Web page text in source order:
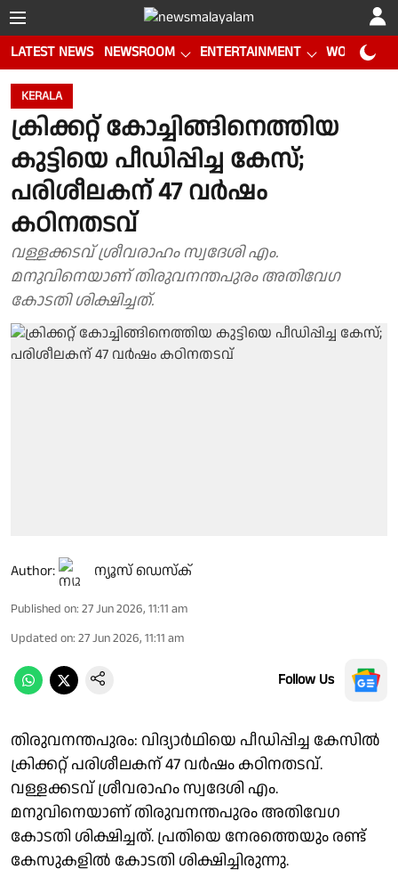
LATEST NEWS NEWSROOM ENTERTAINMENT WORLD CUP
KERALA
ക്രിക്കറ്റ് കോച്ചിങ്ങിനെത്തിയ
കുട്ടിയെ പീഡിപ്പിച്ച കേസ്;
പരിശീലകന് 47 വർഷം
കഠിനതടവ്
വള്ളക്കടവ് ശ്രീവരാഹം സ്വദേശി എം.
മനുവിനെയാണ് തിരുവനന്തപുരം അതിവേഗ
കോടതി ശിക്ഷിച്ചത്.
Author: ന്യൂസ് ഡെസ്ക്
Published on: 27 Jun 2026, 11:11 am
Updated on: 27 Jun 2026, 11:11 am
Follow Us
തിരുവനന്തപുരം: വിദ്യാർഥിയെ പീഡിപ്പിച്ച കേസിൽ
ക്രിക്കറ്റ് പരിശീലകന് 47 വർഷം കഠിനതടവ്.
വള്ളക്കടവ് ശ്രീവരാഹം സ്വദേശി എം.
മനുവിനെയാണ് തിരുവനന്തപുരം അതിവേഗ
കോടതി ശിക്ഷിച്ചത്. പ്രതിയെ നേരത്തെയും രണ്ട്
കേസുകളിൽ കോടതി ശിക്ഷിച്ചിരുന്നു.